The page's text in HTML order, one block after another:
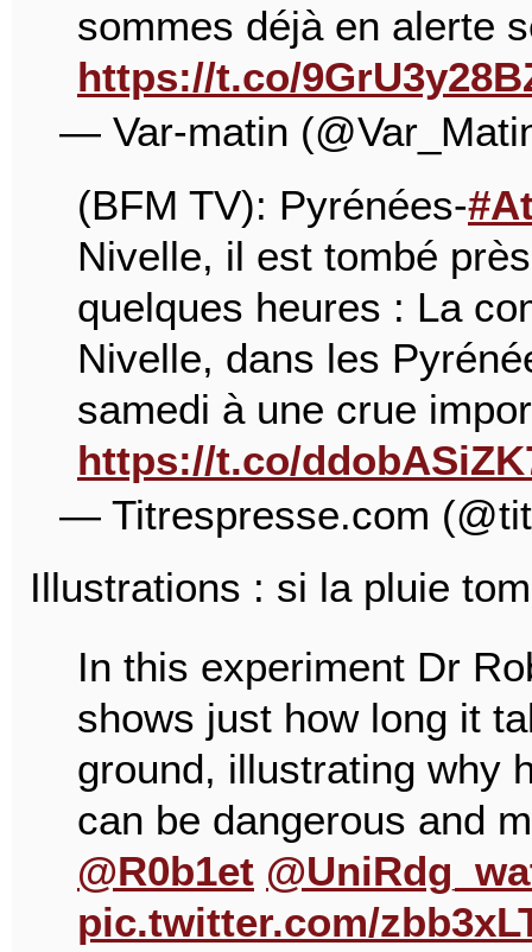
sommes déjà en alerte
https://t.co/
— Var-matin
(BFM TV): Pyrénées-
Nivelle, il est tombé
quelques heures : La
Nivelle, dans les
samedi à une crue
https://t.co/
— Titrespresse.com
Illustrations : si la pluie
In this experiment Dr
shows just how long it
ground, illustrating why
can be dangerous and
@R0b1et
pic.twitter.com/